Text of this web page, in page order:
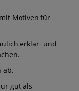
Motiven für
erklärt und
ab.
gut als